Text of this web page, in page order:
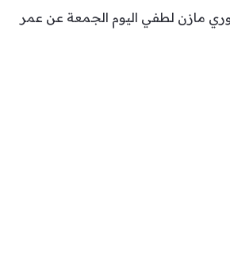
مازن لطفي اليوم الجمعة عن عمر